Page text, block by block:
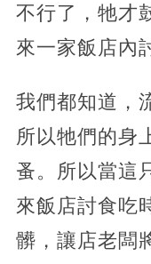
不行了，牠才
來一家飯店內
我們都知道，
所以牠們的身
蚤。所以當這
來飯店討食吃
髒，讓店老闆